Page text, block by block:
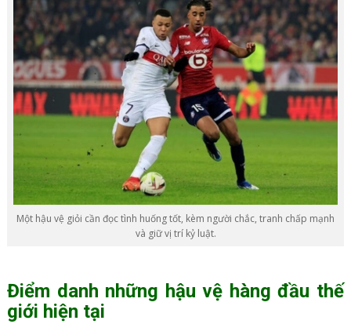
Một hậu vệ giỏi cần đọc tình huống tốt, kèm người chắc, tranh chấp mạnh
và giữ vị trí kỷ luật.
Điểm danh những hậu vệ hàng đầu thế
giới hiện tại